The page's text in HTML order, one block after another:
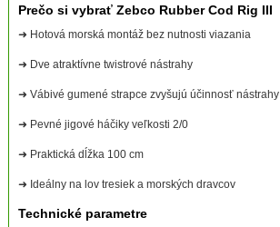
Prečo si vybrať Zebco Rubber Cod Rig III
➜ Hotová morská montáž bez nutnosti viazania
➜ Dve atraktívne twistrové nástrahy
➜ Vábivé gumené strapce zvyšujú účinnosť nástrahy
➜ Pevné jigové háčiky veľkosti 2/0
➜ Praktická dĺžka 100 cm
➜ Ideálny na lov tresiek a morských dravcov
Technické parametre